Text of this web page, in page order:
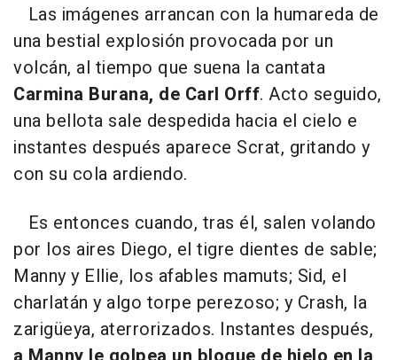
Las imágenes arrancan con la humareda de
una bestial explosión provocada por un
volcán, al tiempo que suena la cantata
Carmina Burana, de Carl Orff. Acto seguido,
una bellota sale despedida hacia el cielo e
instantes después aparece Scrat, gritando y
con su cola ardiendo.
Es entonces cuando, tras él, salen volando
por los aires Diego, el tigre dientes de sable;
Manny y Ellie, los afables mamuts; Sid, el
charlatán y algo torpe perezoso; y Crash, la
zarigüeya, aterrorizados. Instantes después,